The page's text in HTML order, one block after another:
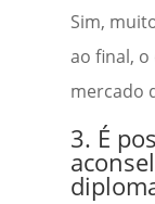
Sim,
ao final,
mercado
3. É